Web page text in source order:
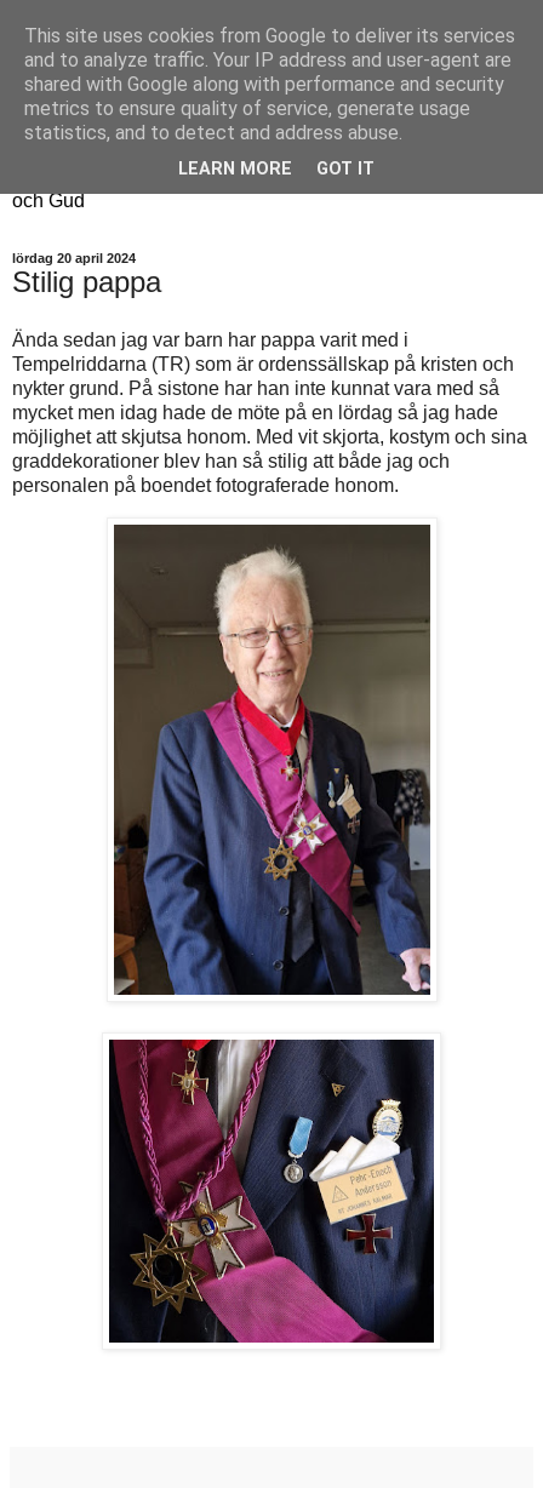
Fyren
Fyren finns för att sprida ljus i mörkret
För att påminna om guldkanterna i tillvaron
Här samsas jakt, hantverk, odling, och andra tankar om livet
och Gud
lördag 20 april 2024
Stilig pappa
Ända sedan jag var barn har pappa varit med i
Tempelriddarna (TR) som är ordenssällskap på kristen och
nykter grund. På sistone har han inte kunnat vara med så
mycket men idag hade de möte på en lördag så jag hade
möjlighet att skjutsa honom. Med vit skjorta, kostym och sina
graddekorationer blev han så stilig att både jag och
personalen på boendet fotograferade honom.
This site uses cookies from Google to deliver its services
and to analyze traffic. Your IP address and user-agent are
shared with Google along with performance and security
metrics to ensure quality of service, generate usage
statistics, and to detect and address abuse.
LEARN MORE GOT IT